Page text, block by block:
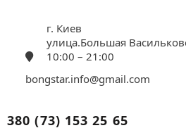
г. Киев
улица.Большая
10:00 – 21:00
bongstar.info@gmail.com
380 (73) 153 25 65